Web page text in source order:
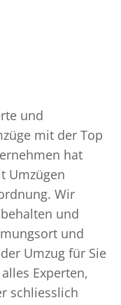
und
mit der Top
hat
Umzügen
Wir
und
und
Umzug für Sie
Experten,
schliesslich